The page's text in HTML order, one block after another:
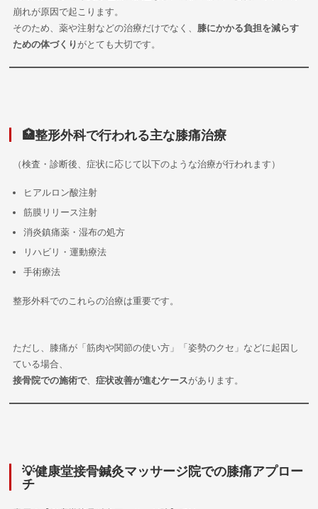
崩れが原因で起こります。
そのため、薬や注射などの治療だけでなく、 膝にかかる負担を減らす
ための体づくり がとても大切です。
🏥整形外科で行われる主な膝痛治療
（検査・診断後、症状に応じて以下のような治療が行われます）
ヒアルロン酸注射
筋膜リリース注射
消炎鎮痛薬・湿布の処方
リハビリ・運動療法
手術療法
整形外科でのこれらの治療は重要です。
ただし、膝痛が「筋肉や関節の使い方」「姿勢のクセ」などに起因し
ている場合、
接骨院での施術で、症状改善が進むケースがあります。
💡健康堂接骨鍼灸マッサージ院での膝痛アプロー
チ